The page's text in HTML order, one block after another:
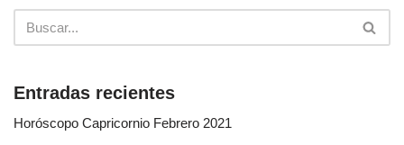
Entradas recientes
Horóscopo Capricornio Febrero 2021